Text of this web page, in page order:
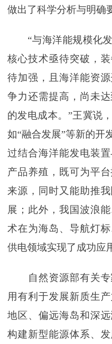
做出了科学分析与明确
“与海洋能规模化发
核心技术亟待突破，
待加强，且海洋能资
争力还需提高，尚未
的发电成本。”王冀说
如“融合发展”等新的开
过结合海洋能发电装
产品养殖，既可为平
来源，同时又能助推
展；此外，我国波浪
术在为海岛、导航灯
供电领域实现了成功应
自然资源部有关专
用有利于发展新质生
地区、偏远海岛和深
构建新型能源体系、